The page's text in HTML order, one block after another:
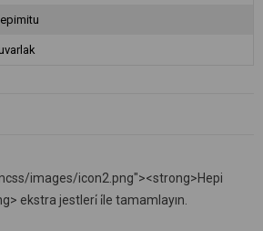
images/icon2.png"><strong>Hepi
ekstra jestleri̇ i̇le tamamlayın.